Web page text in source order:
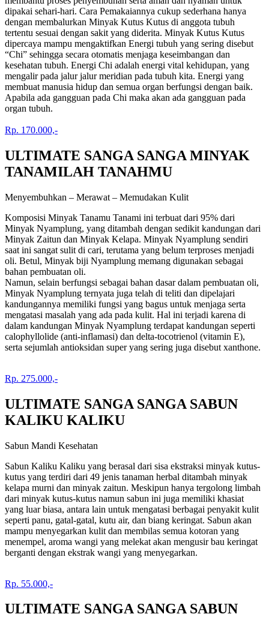
dipakai sehari-hari. Cara Pemakaiannya cukup sederhana hanya
dengan membalurkan Minyak Kutus Kutus di anggota tubuh
tertentu sesuai dengan sakit yang diderita. Minyak Kutus Kutus
dipercaya mampu mengaktifkan Energi tubuh yang sering disebut
“Chi” sehingga secara otomatis menjaga keseimbangan dan
kesehatan tubuh. Energi Chi adalah energi vital kehidupan, yang
mengalir pada jalur jalur meridian pada tubuh kita. Energi yang
membuat manusia hidup dan semua organ berfungsi dengan baik.
Apabila ada gangguan pada Chi maka akan ada gangguan pada
organ tubuh.
Rp. 170.000,-
ULTIMATE SANGA SANGA MINYAK
TANAMILAH TANAHMU
Menyembuhkan – Merawat – Memudakan Kulit
Komposisi Minyak Tanamu Tanami ini terbuat dari 95% dari
Minyak Nyamplung, yang ditambah dengan sedikit kandungan dari
Minyak Zaitun dan Minyak Kelapa. Minyak Nyamplung sendiri
saat ini sangat sulit di cari, terutama yang belum terproses menjadi
oli. Betul, Minyak biji Nyamplung memang digunakan sebagai
bahan pembuatan oli.
Namun, selain berfungsi sebagai bahan dasar dalam pembuatan oli,
Minyak Nyamplung ternyata juga telah di teliti dan dipelajari
kandungannya memiliki fungsi yang bagus untuk menjaga serta
mengatasi masalah yang ada pada kulit. Hal ini terjadi karena di
dalam kandungan Minyak Nyamplung terdapat kandungan seperti
calophyllolide (anti-inflamasi) dan delta-tocotrienol (vitamin E),
serta sejumlah antioksidan super yang sering juga disebut xanthone.
Rp. 275.000,-
ULTIMATE SANGA SANGA SABUN
KALIKU KALIKU
Sabun Mandi Kesehatan
Sabun Kaliku Kaliku yang berasal dari sisa ekstraksi minyak kutus-
kutus yang terdiri dari 49 jenis tanaman herbal ditambah minyak
kelapa murni dan minyak zaitun. Meskipun hanya tergolong limbah
dari minyak kutus-kutus namun sabun ini juga memiliki khasiat
yang luar biasa, antara lain untuk mengatasi berbagai penyakit kulit
seperti panu, gatal-gatal, kutu air, dan biang keringat. Sabun akan
mampu menyegarkan kulit dan membilas semua kotoran yang
menempel, aroma wangi yang melekat akan mengusir bau keringat
berganti dengan ekstrak wangi yang menyegarkan.
Rp. 55.000,-
ULTIMATE SANGA SANGA SABUN